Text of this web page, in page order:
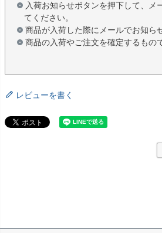
入荷お知らせボタンを押下して、メ
てください。
商品が入荷した際にメールでお知ら
商品の入荷やご注文を確定するもの
レビューを書く